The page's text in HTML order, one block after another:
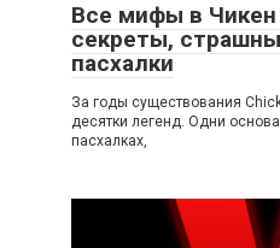
Все мифы в Чикен
секреты,
пасхалки
За годы существования
десятки легенд. Одни
пасхалках,